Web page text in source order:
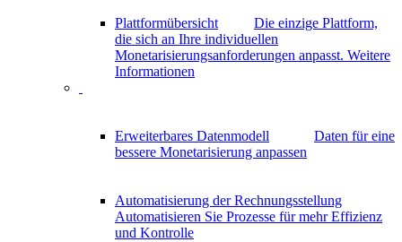
Plattformübersicht
Die einzige Plattform,
die sich an Ihre individuellen
Monetarisierungsanforderungen anpasst. Weitere
Informationen
Erweiterbares Datenmodell
Daten für eine
bessere Monetarisierung anpassen
Automatisierung der Rechnungsstellung
Automatisieren Sie Prozesse für mehr Effizienz
und Kontrolle